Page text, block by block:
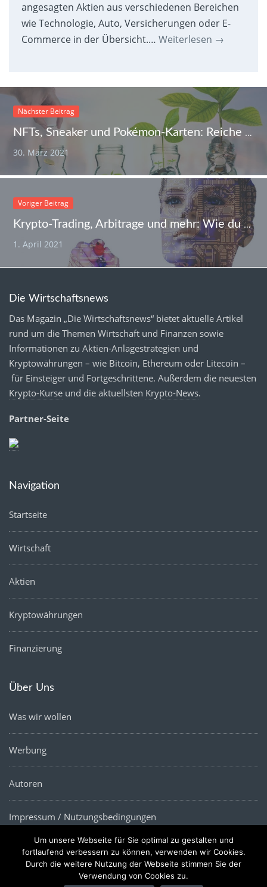
angesagten Aktien aus verschiedenen Bereichen
wie Technologie, Auto, Versicherungen oder E-
Commerce in der Übersicht.… Weiterlesen →
Nächster Beitrag
NFTs, Sneaker und Pokémon-Karten: Reiche stürzen sich auf digitale Sammelobjekte
30. März 2021
Voriger Beitrag
Krypto-Trading, Arbitrage und mehr: Wie du mit Bitcoin-Robots Geld verdienen kannst
1. April 2021
Die Wirtschaftsnews
Das Magazin „Die Wirtschaftsnews“ bietet aktuelle Artikel
rund um die Themen Wirtschaft und Finanzen sowie
Informationen zu Aktien-Anlagestrategien und
Kryptowährungen – wie Bitcoin, Ethereum oder Litecoin –
für Einsteiger und Fortgeschrittene. Außerdem die neuesten
Krypto-Kurse und die aktuellsten Krypto-News.
Partner-Seite
Navigation
Startseite
Wirtschaft
Aktien
Kryptowährungen
Finanzierung
Über Uns
Was wir wollen
Werbung
Autoren
Impressum / Nutzungsbedingungen
Datenschutz
Um unsere Webseite für Sie optimal zu gestalten und
fortlaufend verbessern zu können, verwenden wir Cookies.
Durch die weitere Nutzung der Webseite stimmen Sie der
Verwendung von Cookies zu.